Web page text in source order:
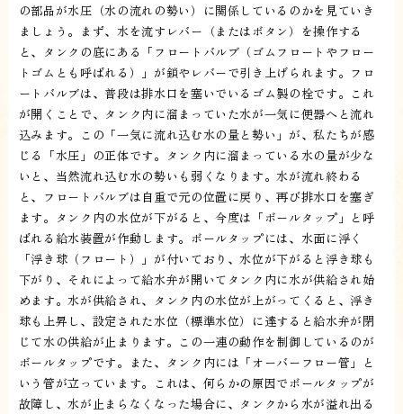
の部品が水圧（水の流れの勢い）に関係しているのかを見ていき
ましょう。まず、水を流すレバー（またはボタン）を操作する
と、タンクの底にある「フロートバルブ（ゴムフロートやフロー
トゴムとも呼ばれる）」が鎖やレバーで引き上げられます。フロ
ートバルブは、普段は排水口を塞いでいるゴム製の栓です。これ
が開くことで、タンク内に溜まっていた水が一気に便器へと流れ
込みます。この「一気に流れ込む水の量と勢い」が、私たちが感
じる「水圧」の正体です。タンク内に溜まっている水の量が少な
いと、当然流れ込む水の勢いも弱くなります。水が流れ終わる
と、フロートバルブは自重で元の位置に戻り、再び排水口を塞ぎ
ます。タンク内の水位が下がると、今度は「ボールタップ」と呼
ばれる給水装置が作動します。ボールタップには、水面に浮く
「浮き球（フロート）」が付いており、水位が下がると浮き球も
下がり、それによって給水弁が開いてタンク内に水が供給され始
めます。水が供給され、タンク内の水位が上がってくると、浮き
球も上昇し、設定された水位（標準水位）に達すると給水弁が閉
じて水の供給が止まります。この一連の動作を制御しているのが
ボールタップです。また、タンク内には「オーバーフロー管」と
いう管が立っています。これは、何らかの原因でボールタップが
故障し、水が止まらなくなった場合に、タンクから水が溢れ出る